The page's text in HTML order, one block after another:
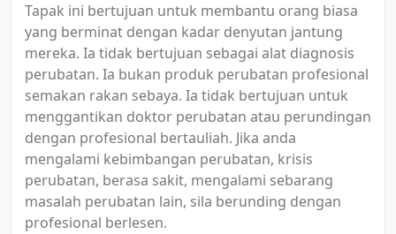
Tapak ini bertujuan untuk membantu orang biasa
yang berminat dengan kadar denyutan jantung
mereka. Ia tidak bertujuan sebagai alat diagnosis
perubatan. Ia bukan produk perubatan profesional
semakan rakan sebaya. Ia tidak bertujuan untuk
menggantikan doktor perubatan atau perundingan
dengan profesional bertauliah. Jika anda
mengalami kebimbangan perubatan, krisis
perubatan, berasa sakit, mengalami sebarang
masalah perubatan lain, sila berunding dengan
profesional berlesen.